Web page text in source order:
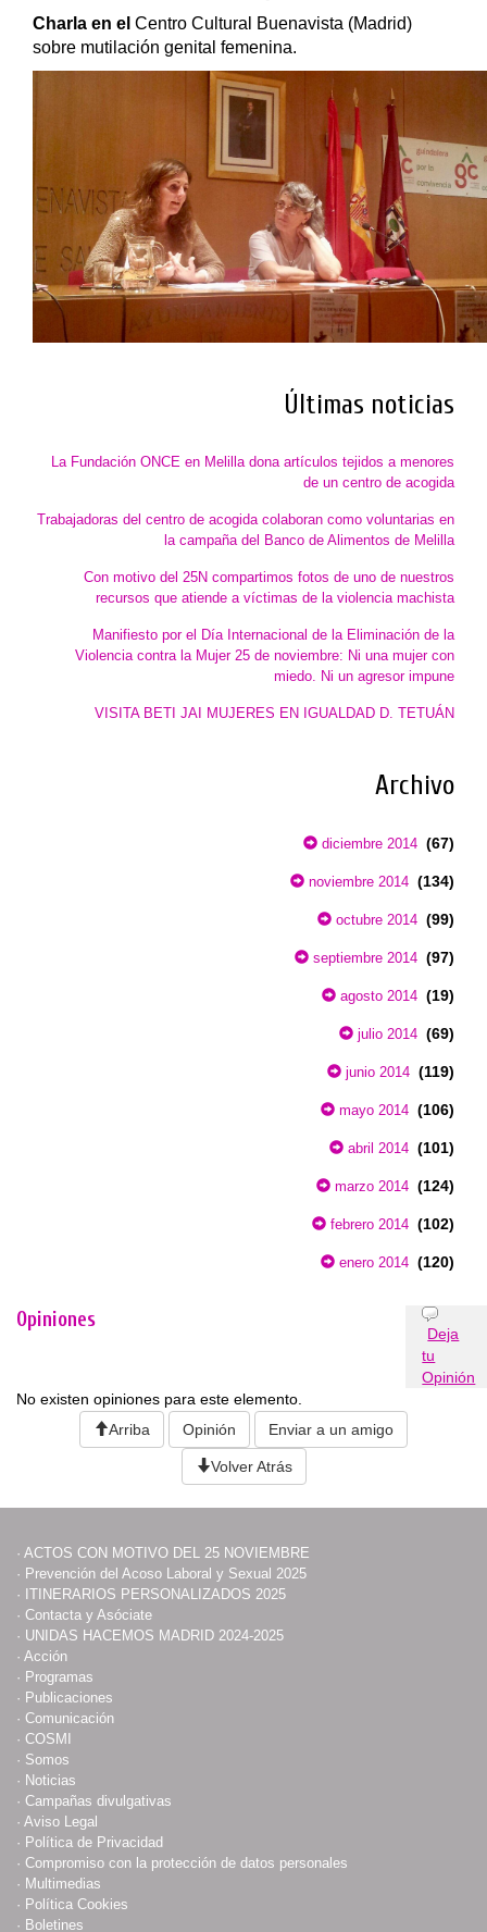
​Charla en el Centro Cultural Buenavista (Madrid)
sobre mutilación genital femenina.
Últimas noticias
La Fundación ONCE en Melilla dona artículos tejidos a menores
de un centro de acogida
Trabajadoras del centro de acogida colaboran como voluntarias en
la campaña del Banco de Alimentos de Melilla
Con motivo del 25N compartimos fotos de uno de nuestros
recursos que atiende a víctimas de la violencia machista
Manifiesto por el Día Internacional de la Eliminación de la
Violencia contra la Mujer 25 de noviembre: Ni una mujer con
miedo. Ni un agresor impune
VISITA BETI JAI MUJERES EN IGUALDAD D. TETUÁN
Archivo
diciembre 2014 (67)
noviembre 2014 (134)
octubre 2014 (99)
septiembre 2014 (97)
agosto 2014 (19)
julio 2014 (69)
junio 2014 (119)
mayo 2014 (106)
abril 2014 (101)
marzo 2014 (124)
febrero 2014 (102)
enero 2014 (120)
Opiniones
Deja
tu
Opinión
No existen opiniones para este elemento.
Arriba
Opinión Enviar a un amigo
Volver Atrás
· ACTOS CON MOTIVO DEL 25 NOVIEMBRE
· Prevención del Acoso Laboral y Sexual 2025
· ITINERARIOS PERSONALIZADOS 2025
· Contacta y Asóciate
· UNIDAS HACEMOS MADRID 2024-2025
· Acción
· Programas
· Publicaciones
· Comunicación
· COSMI
· Somos
· Noticias
· Campañas divulgativas
· Aviso Legal
· Política de Privacidad
· Compromiso con la protección de datos personales
· Multimedias
· Política Cookies
· Boletines